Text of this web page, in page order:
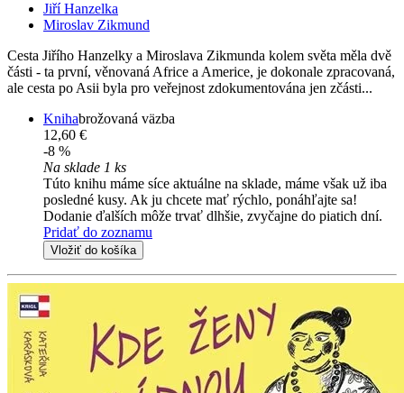
Jiří Hanzelka
Miroslav Zikmund
Cesta Jiřího Hanzelky a Miroslava Zikmunda kolem světa měla dvě
části - ta první, věnovaná Africe a Americe, je dokonale zpracovaná,
ale cesta po Asii byla pro veřejnost zdokumentována jen zčásti...
Knihabrožovaná väzba
12,60 €
-8 %
Na sklade 1 ks
Túto knihu máme síce aktuálne na sklade, máme však už iba
posledné kusy. Ak ju chcete mať rýchlo, ponáhľajte sa!
Dodanie ďalších môže trvať dlhšie, zvyčajne do piatich dní.
Pridať do zoznamu
Vložiť do košíka